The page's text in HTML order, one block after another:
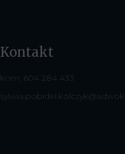
Kontakt
kom: 604 284 433